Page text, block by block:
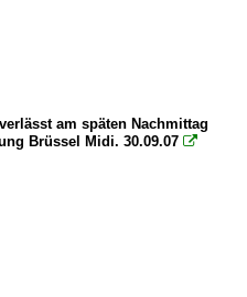
am späten Nachmittag
Brüssel Midi. 30.09.07 